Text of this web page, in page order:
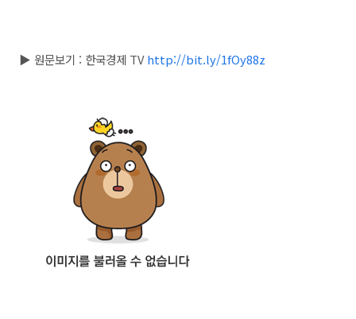
▶ 원문보기 : 한국경제 TVhttp://bit.ly/1fOy88z